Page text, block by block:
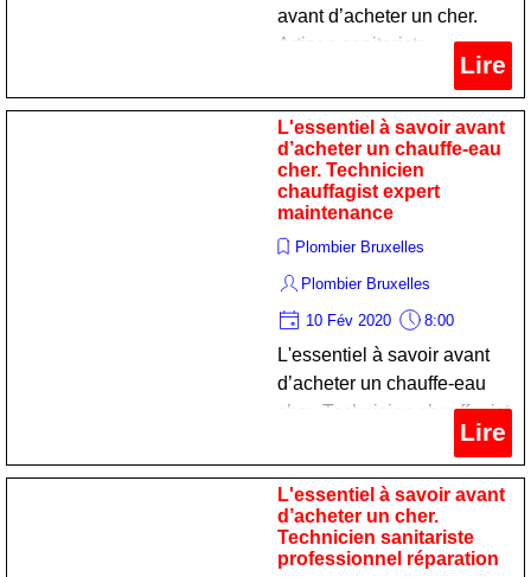
avant d’acheter un cher.
Artisan sanitariste
professionnel maintenance
Lire
L'essentiel à savoir avant
d’acheter un chauffe-eau
cher. Technicien
chauffagist expert
maintenance
Plombier Bruxelles
Plombier Bruxelles
10 Fév 2020 8:00
L'essentiel à savoir avant
d’acheter un chauffe-eau
cher. Technicien chauffagist
Lire
L'essentiel à savoir avant
d’acheter un cher.
Technicien sanitariste
professionnel réparation